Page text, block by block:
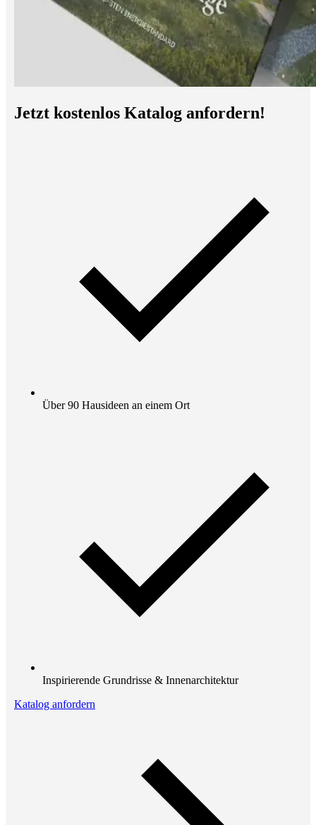
Jetzt kostenlos Katalog anfordern!
Über 90 Hausideen an einem Ort
Inspirierende Grundrisse & Innenarchitektur
Katalog anfordern